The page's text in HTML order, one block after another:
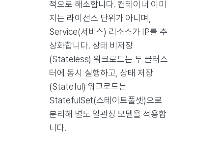
적으로 해소합니다. 컨테이너 이미
지는 라이선스 단위가 아니며,
Service(서비스) 리소스가 IP를 추
상화합니다. 상태 비저장
(Stateless) 워크로드는 두 클러스
터에 동시 실행하고, 상태 저장
(Stateful) 워크로드는
StatefulSet(스테이트풀셋)으로
분리해 별도 일관성 모델을 적용합
니다.